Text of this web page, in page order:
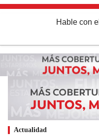
Hable con el
Actualidad